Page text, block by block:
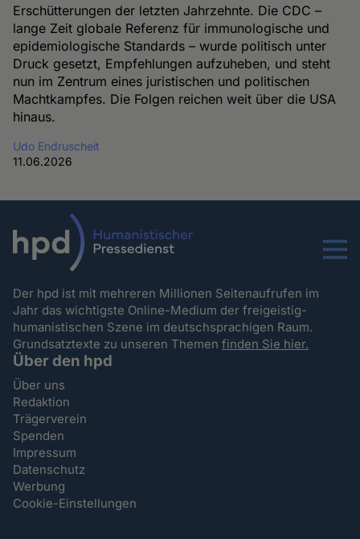
Erschütterungen der letzten Jahrzehnte. Die CDC –
lange Zeit globale Referenz für immunologische und
epidemiologische Standards – wurde politisch unter
Druck gesetzt, Empfehlungen aufzuheben, und steht
nun im Zentrum eines juristischen und politischen
Machtkampfes. Die Folgen reichen weit über die USA
hinaus.
Udo Endruscheit
11.06.2026
Menu
Der hpd ist mit mehreren Millionen Seitenaufrufen im
Jahr das wichtigste Online-Medium der freigeistig-
humanistischen Szene im deutschsprachigen Raum.
Grundsatztexte zu unseren Themenfinden Sie hier.
Über den hpd
Über uns
Redaktion
Trägerverein
Spenden
Impressum
Datenschutz
Werbung
Cookie-Einstellungen